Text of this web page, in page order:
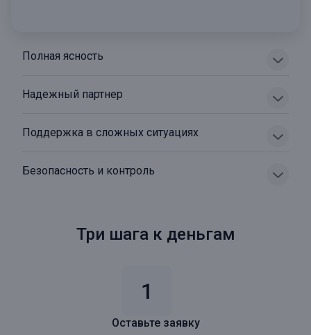
Полная ясность
Надежный партнер
Поддержка в сложных ситуациях
Безопасность и контроль
Три шага к деньгам
Оставьте заявку